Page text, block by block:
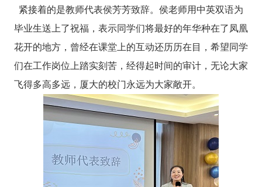
紧接着的是教师代表侯芳芳致辞。侯老师用中英双语为
毕业生送上了祝福，表示同学们将最好的年华种在了凤凰
花开的地方，曾经在课堂上的互动还历历在目，希望同学
们在工作岗位上踏实刻苦，经得起时间的审计，无论大家
飞得多高多远，厦大的校门永远为大家敞开。